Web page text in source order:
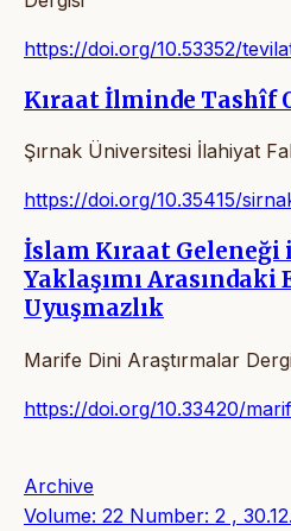
https://doi.org/10.53352/
Kıraat İlminde Tashîf
Şırnak Üniversitesi İlahiyat
https://doi.org/10.35415/
İslam Kıraat Geleneği
Yaklaşımı
Uyuşmazlık
Marife Dini Araştırmalar
https://doi.org/10.33420/
Archive
Volume: 22 Number: 2 ,